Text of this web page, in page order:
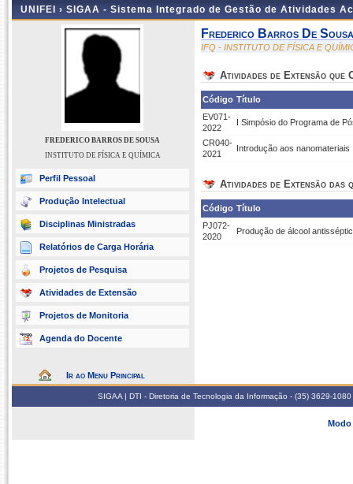
UNIFEI › SIGAA - Sistema Integrado de Gestão de Atividades
FREDERICO BARROS DE SOUSA
INSTITUTO DE FÍSICA E QUÍMICA
Perfil Pessoal
Produção Intelectual
Disciplinas Ministradas
Relatórios de Carga Horária
Projetos de Pesquisa
Atividades de Extensão
Projetos de Monitoria
Agenda do Docente
Ir ao Menu Principal
Frederico Barros De Sousa
IFQ - INSTITUTO DE FÍSICA E
Atividades de Extensão que
Código Título
EV071-
2022
I Simpósio do Programa de
CR040-
2021
Introdução aos nanomateriais
Atividades de Extensão das
Código Título
PJ072-
2020
Produção de álcool
SIGAA | DTI - Diretoria de Tecnologia da Informação - (35) 3629-
Modo